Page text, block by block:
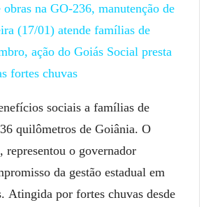
na GO-236, manutenção de
(17/01) atende famílias de
ação do Goiás Social presta
fortes chuvas
sociais a famílias de
quilômetros de Goiânia. O
o governador
da gestão estadual em
Atingida por fortes chuvas desde